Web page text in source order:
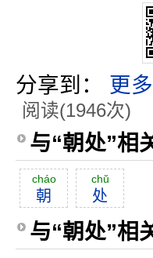
分享到： 更多
阅读(1946次)
与“朝处”相
cháo
朝
chŭ
处
与“朝处”相